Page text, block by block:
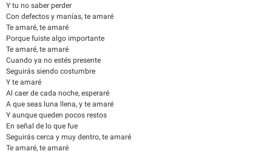
Y tu no saber perder
Con defectos y manías, te amaré
Te amaré, te amaré
Porque fuiste algo importante
Te amaré, te amaré
Cuando ya no estés presente
Seguirás siendo costumbre
Y te amaré
Al caer de cada noche, esperaré
A que seas luna llena, y te amaré
Y aunque queden pocos restos
En señal de lo que fue
Seguirás cerca y muy dentro, te amaré
Te amaré, te amaré